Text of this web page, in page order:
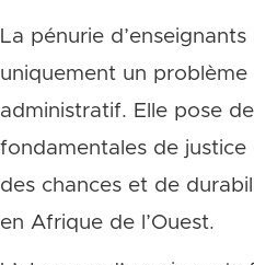
La pénurie
uniquement un problème
administratif. Elle pose
fondamentales de justice
des chances et de
en Afrique de l’Ouest.